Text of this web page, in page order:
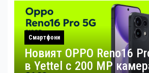
Смартфони
Новият OPPO Reno16
в Yettel с 200 MP